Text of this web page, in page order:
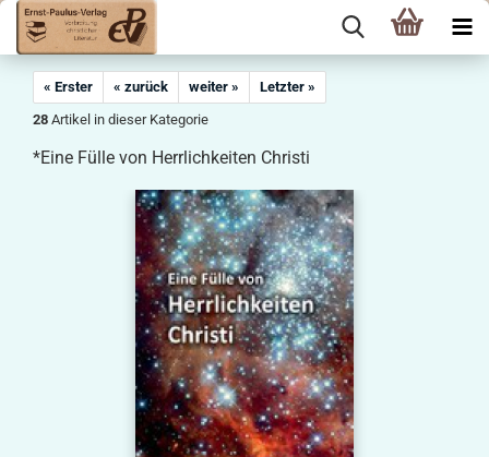
« Erster « zurück weiter »
Letzter »
28 Artikel in dieser Kategorie
*Eine Fülle von Herrlichkeiten Christi